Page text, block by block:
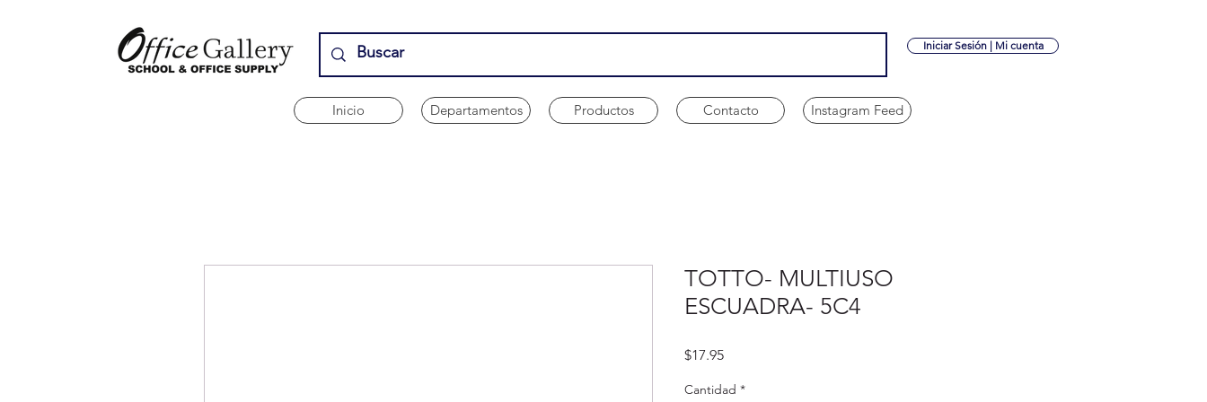
Iniciar Sesión | Mi cuenta
Inicio Departamentos Productos Contacto Instagram Feed
TOTTO- MULTIUSO
ESCUADRA- 5C4
$17.95Precio
Cantidad *